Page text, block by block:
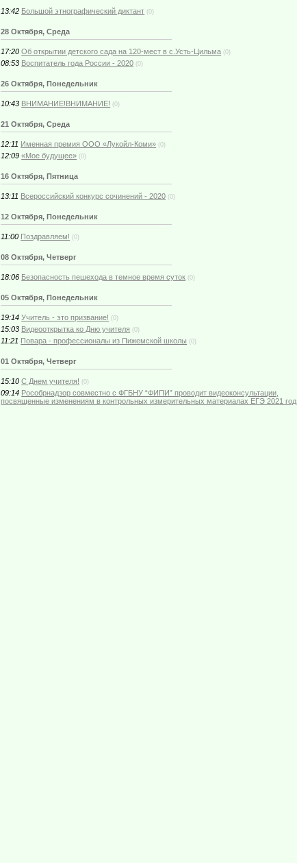
13:42 Большой этнографический диктант (0)
28 Октября, Среда
17:20 Об открытии детского сада на 120-мест в с.Усть-Цильма (0)
08:53 Воспитатель года России - 2020 (0)
26 Октября, Понедельник
10:43 ВНИМАНИЕ!ВНИМАНИЕ! (0)
21 Октября, Среда
12:11 Именная премия ООО «Лукойл-Коми» (0)
12:09 «Мое будущее» (0)
16 Октября, Пятница
13:11 Всероссийский конкурс сочинений - 2020 (0)
12 Октября, Понедельник
11:00 Поздравляем! (0)
08 Октября, Четверг
18:06 Безопасность пешехода в темное время суток (0)
05 Октября, Понедельник
19:14 Учитель - это призвание! (0)
15:03 Видеооткрытка ко Дню учителя (0)
11:21 Повара - профессионалы из Пижемской школы (0)
01 Октября, Четверг
15:10 С Днем учителя! (0)
09:14 Рособрнадзор совместно с ФГБНУ “ФИПИ” проводит видеоконсультации,
посвященные изменениям в контрольных измерительных материалах ЕГЭ 2021 год